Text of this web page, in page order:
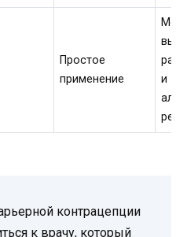
Простое
применение
и
контрацепции
к врачу, который